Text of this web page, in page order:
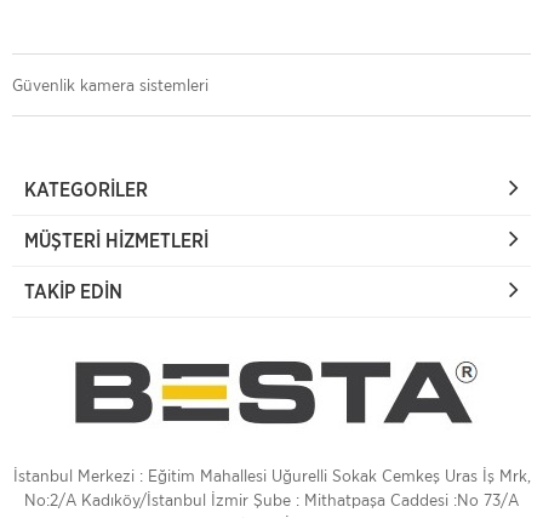
Güvenlik kamera sistemleri
KATEGORILER
MÜŞTERI HIZMETLERI
TAKIP EDIN
İstanbul Merkezi : Eğitim Mahallesi Uğurelli Sokak Cemkeş Uras İş Mrk,
No:2/A Kadıköy/İstanbul İzmir Şube : Mithatpaşa Caddesi :No 73/A